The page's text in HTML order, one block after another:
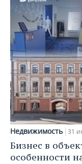
Недвижимость 31
Бизнес в
особенности